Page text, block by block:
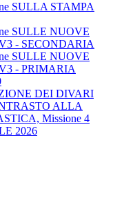
SULLA STAMPA
SULLE NUOVE
- SECONDARIA
SULLE NUOVE
- PRIMARIA
DEI DIVARI
ALLA
Missione 4
2026